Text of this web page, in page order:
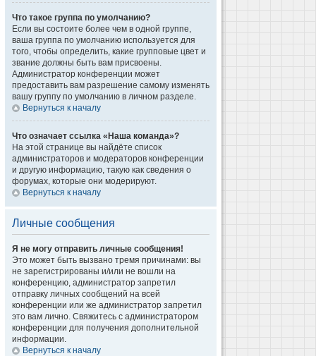
Что такое группа по умолчанию?
Если вы состоите более чем в одной группе,
ваша группа по умолчанию используется для
того, чтобы определить, какие групповые цвет и
звание должны быть вам присвоены.
Администратор конференции может
предоставить вам разрешение самому изменять
вашу группу по умолчанию в личном разделе.
Вернуться к началу
Что означает ссылка «Наша команда»?
На этой странице вы найдёте список
администраторов и модераторов конференции
и другую информацию, такую как сведения о
форумах, которые они модерируют.
Вернуться к началу
Личные сообщения
Я не могу отправить личные сообщения!
Это может быть вызвано тремя причинами: вы
не зарегистрированы и/или не вошли на
конференцию, администратор запретил
отправку личных сообщений на всей
конференции или же администратор запретил
это вам лично. Свяжитесь с администратором
конференции для получения дополнительной
информации.
Вернуться к началу